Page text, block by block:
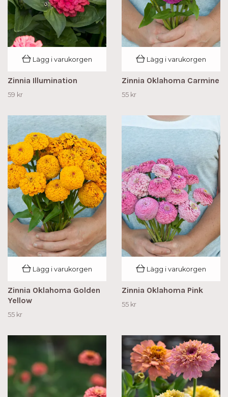
Lägg i varukorgen
Zinnia Illumination
59 kr
Lägg i varukorgen
Zinnia Oklahoma Carmine
55 kr
Lägg i varukorgen
Zinnia Oklahoma Golden
Yellow
55 kr
Lägg i varukorgen
Zinnia Oklahoma Pink
55 kr